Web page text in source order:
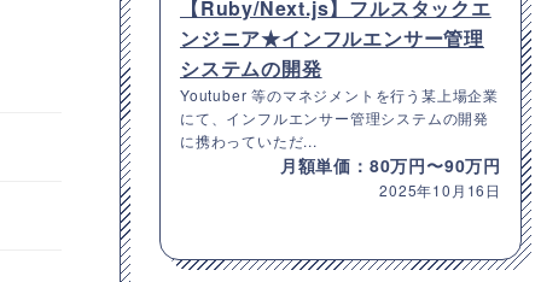
【Ruby/Next.js】フルスタックエ
ンジニア★インフルエンサー管理
システムの開発
Youtuber 等のマネジメントを行う某上場企業
にて、インフルエンサー管理システムの開発
に携わっていただ...
月額単価：80万円〜90万円
2025年10月16日